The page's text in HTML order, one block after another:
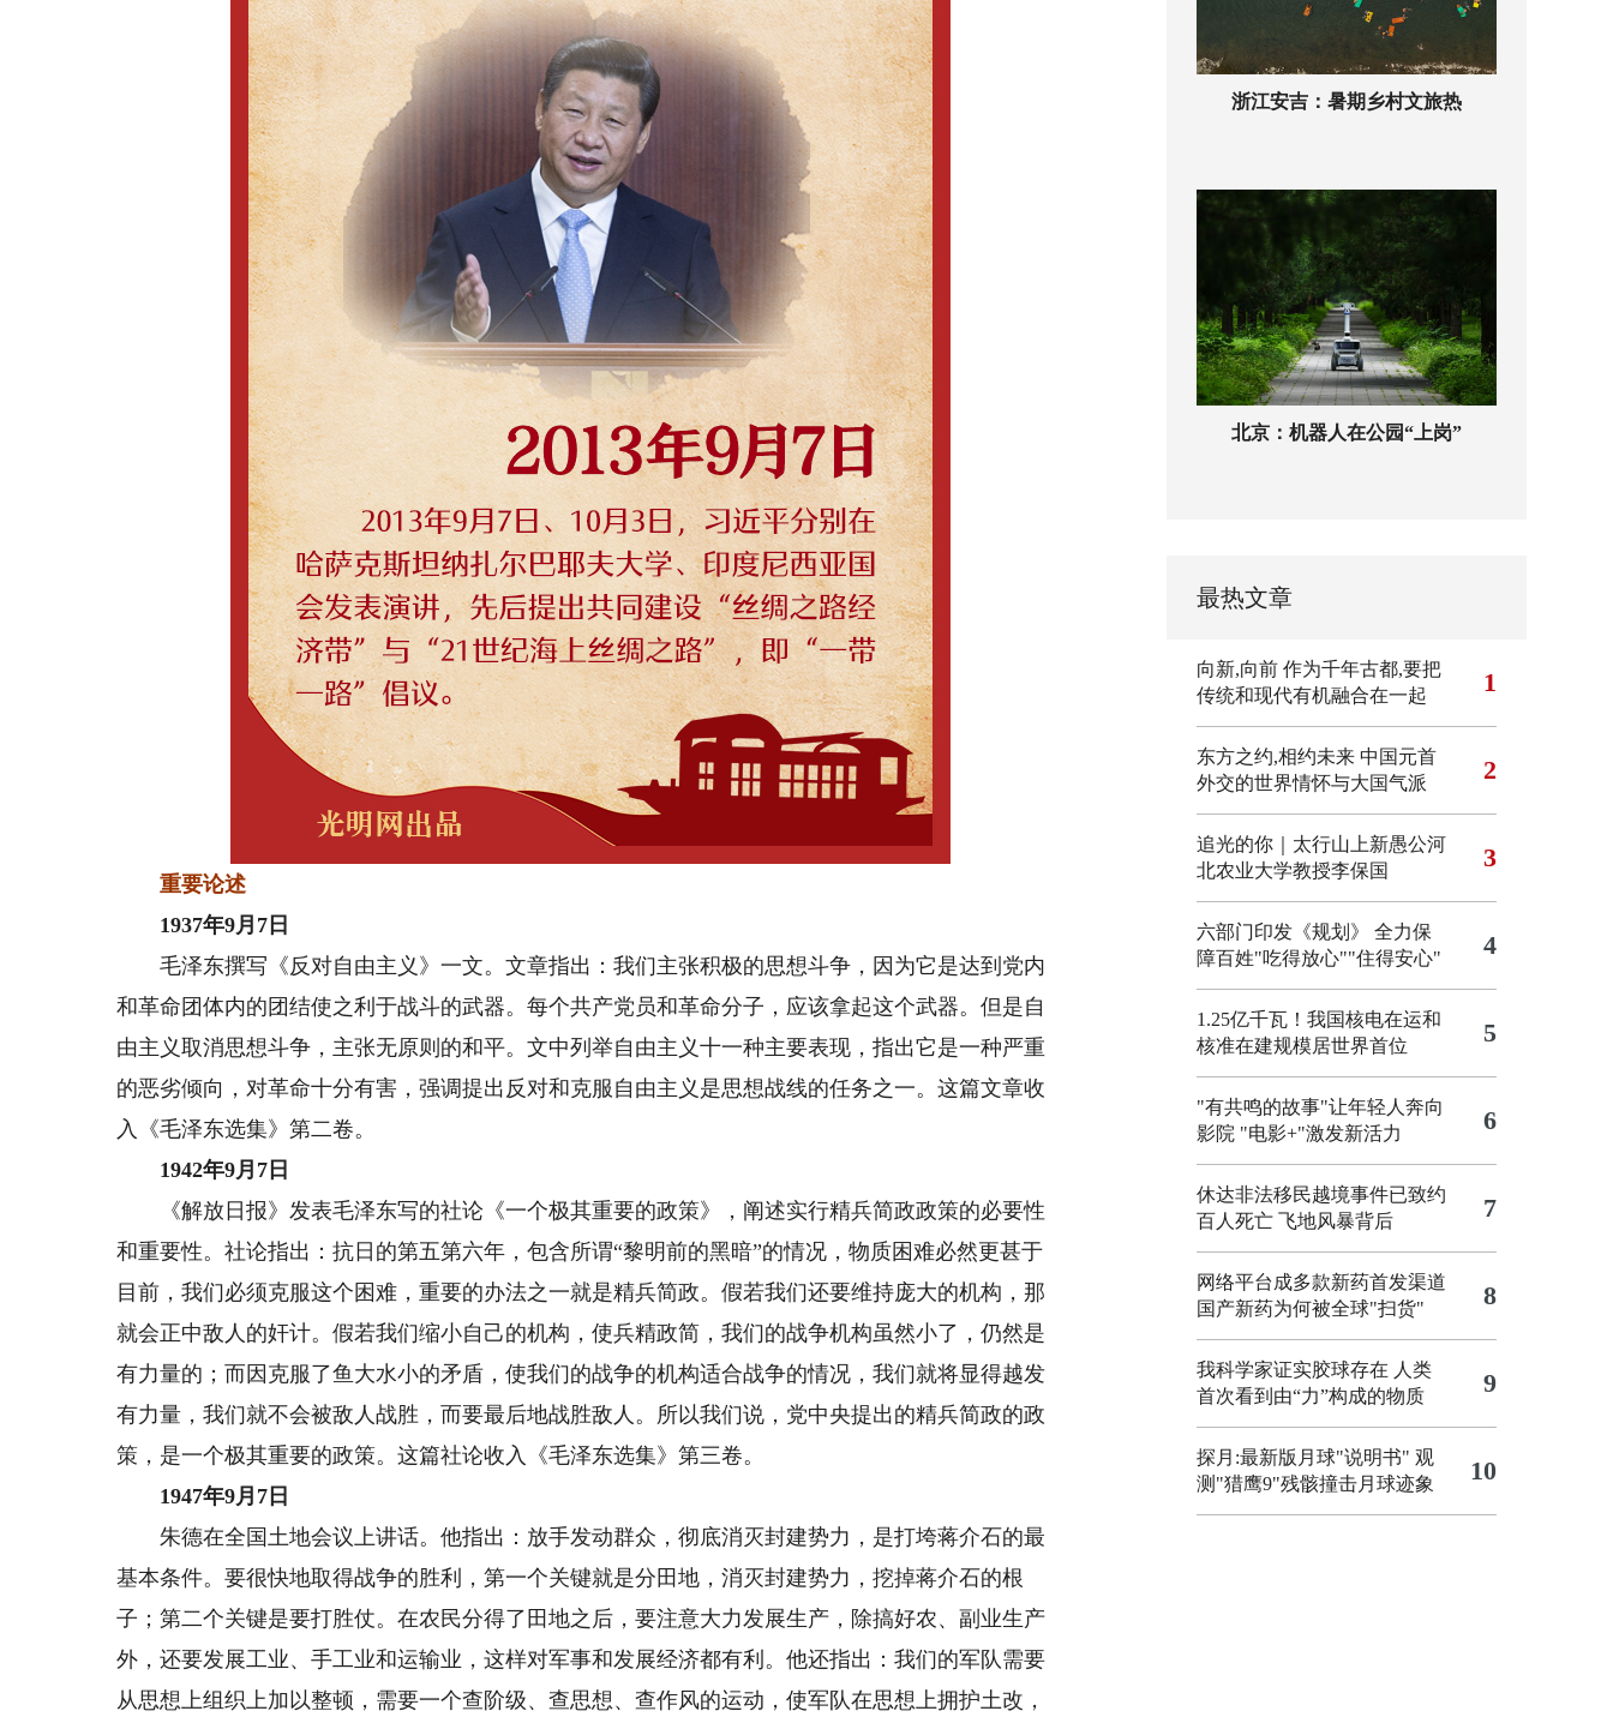
重要论述
1937年9月7日
毛泽东撰写《反对自由主义》一文。文章指出：我们主张积极的思想斗争，因为它是达到党内
和革命团体内的团结使之利于战斗的武器。每个共产党员和革命分子，应该拿起这个武器。但是自
由主义取消思想斗争，主张无原则的和平。文中列举自由主义十一种主要表现，指出它是一种严重
的恶劣倾向，对革命十分有害，强调提出反对和克服自由主义是思想战线的任务之一。这篇文章收
入《毛泽东选集》第二卷。
1942年9月7日
《解放日报》发表毛泽东写的社论《一个极其重要的政策》，阐述实行精兵简政政策的必要性
和重要性。社论指出：抗日的第五第六年，包含所谓“黎明前的黑暗”的情况，物质困难必然更甚于
目前，我们必须克服这个困难，重要的办法之一就是精兵简政。假若我们还要维持庞大的机构，那
就会正中敌人的奸计。假若我们缩小自己的机构，使兵精政简，我们的战争机构虽然小了，仍然是
有力量的；而因克服了鱼大水小的矛盾，使我们的战争的机构适合战争的情况，我们就将显得越发
有力量，我们就不会被敌人战胜，而要最后地战胜敌人。所以我们说，党中央提出的精兵简政的政
策，是一个极其重要的政策。这篇社论收入《毛泽东选集》第三卷。
1947年9月7日
朱德在全国土地会议上讲话。他指出：放手发动群众，彻底消灭封建势力，是打垮蒋介石的最
基本条件。要很快地取得战争的胜利，第一个关键就是分田地，消灭封建势力，挖掉蒋介石的根
子；第二个关键是要打胜仗。在农民分得了田地之后，要注意大力发展生产，除搞好农、副业生产
外，还要发展工业、手工业和运输业，这样对军事和发展经济都有利。他还指出：我们的军队需要
从思想上组织上加以整顿，需要一个查阶级、查思想、查作风的运动，使军队在思想上拥护土改，
浙江安吉：暑期乡村文旅热
北京：机器人在公园“上岗”
最热文章
向新,向前 作为千年古都,要把
传统和现代有机融合在一起
1
东方之约,相约未来 中国元首
外交的世界情怀与大国气派
2
追光的你｜太行山上新愚公河
北农业大学教授李保国
3
六部门印发《规划》 全力保
障百姓"吃得放心""住得安心"
4
1.25亿千瓦！我国核电在运和
核准在建规模居世界首位
5
"有共鸣的故事"让年轻人奔向
影院 "电影+"激发新活力 6
休达非法移民越境事件已致约
百人死亡 飞地风暴背后 7
网络平台成多款新药首发渠道
国产新药为何被全球"扫货"
8
我科学家证实胶球存在 人类
首次看到由“力”构成的物质
9
探月:最新版月球"说明书" 观
测"猎鹰9"残骸撞击月球迹象
10